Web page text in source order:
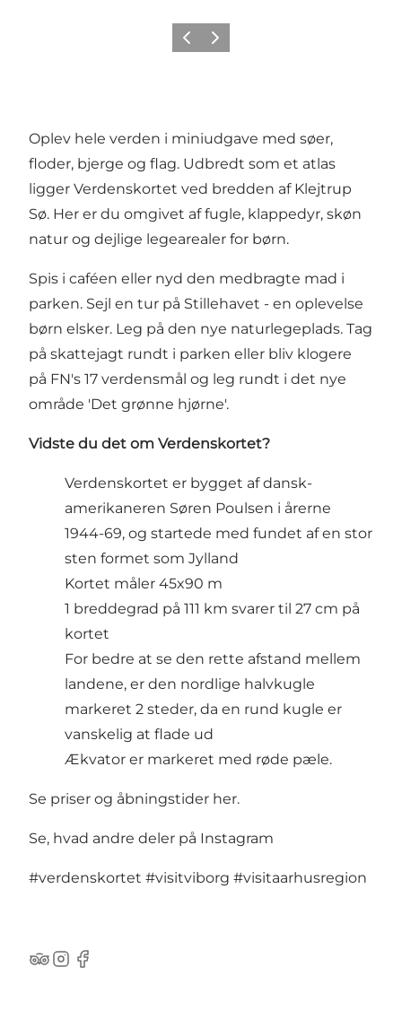
ForrigeNæste
Oplev hele verden i miniudgave med søer,
floder, bjerge og flag. Udbredt som et atlas
ligger Verdenskortet ved bredden af Klejtrup
Sø. Her er du omgivet af fugle, klappedyr, skøn
natur og dejlige legearealer for børn.
Spis i caféen eller nyd den medbragte mad i
parken. Sejl en tur på Stillehavet - en oplevelse
børn elsker. Leg på den nye naturlegeplads. Tag
på skattejagt rundt i parken eller bliv klogere
på FN's 17 verdensmål og leg rundt i det nye
område 'Det grønne hjørne'.
Vidste du det om Verdenskortet?
Verdenskortet er bygget af dansk-
amerikaneren Søren Poulsen i årerne
1944-69, og startede med fundet af en stor
sten formet som Jylland
Kortet måler 45x90 m
1 breddegrad på 111 km svarer til 27 cm på
kortet
For bedre at se den rette afstand mellem
landene, er den nordlige halvkugle
markeret 2 steder, da en rund kugle er
vanskelig at flade ud
Ækvator er markeret med røde pæle.
Se priser og åbningstider her.
Se, hvad andre deler på Instagram
#verdenskortet #visitviborg #visitaarhusregion
TripAdvisor
Instagram
Facebook